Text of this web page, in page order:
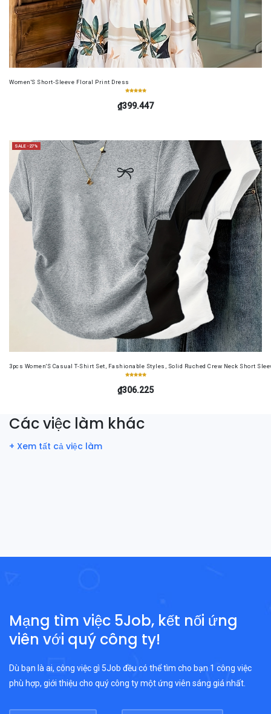
Women'S Short-Sleeve Floral Print Dress
₫399.447
SALE -27%
3pcs Women'S Casual T-Shirt Set, Fashionable Styles, Solid Ruched Crew Neck Short
₫306.225
Các việc làm khác
+ Xem tất cả việc làm
Mạng tìm việc 5Job, kết nối ứng
viên với quý công ty!
Dù bạn là ai, công việc gì 5Job đều có thể tìm cho bạn 1 công việc
phù hợp, giới thiệu cho quý công ty một ứng viên sáng giá nhất.